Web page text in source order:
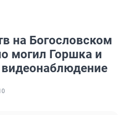
на Богословском
могил Горшка и